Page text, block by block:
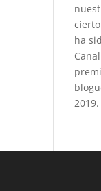
ha
2019.